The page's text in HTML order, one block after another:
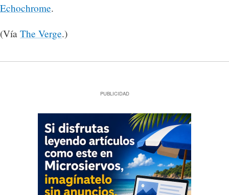
Echochrome.
(Vía The Verge.)
PUBLICIDAD